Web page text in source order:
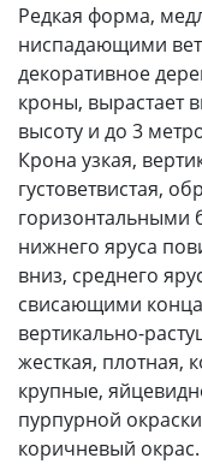
Редкая форма,
ниспадающими
декоративное
кроны, вырастает
высоту и до 3
Крона узкая,
густоветвистая,
горизонтальными
нижнего яруса
вниз, среднего
свисающими
вертикально-
жесткая, плотная,
крупные,
пурпурной
коричневый